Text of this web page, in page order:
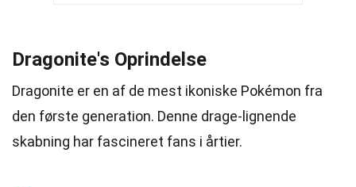
Dragonite's Oprindelse
Dragonite er en af de mest ikoniske Pokémon fra
den første generation. Denne drage-lignende
skabning har fascineret fans i årtier.